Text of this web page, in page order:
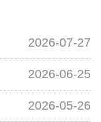
2026-07-27
2026-06-25
2026-05-26